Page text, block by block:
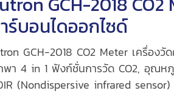
ร์บอนไดออกไซด์
GCH-2018 CO2 Meter เครื่องวั
า 4 in 1 ฟังก์ชั่นการวัด CO2, อุณหภู
(Nondispersive infrared